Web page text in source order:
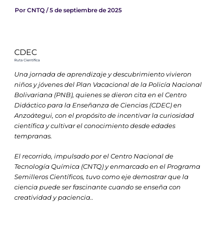
Por CNTQ /5 de septiembre de 2025
CDEC
Ruta Científica
Una jornada de aprendizaje y descubrimiento vivieron
niños y jóvenes del Plan Vacacional de la Policía Nacional
Bolivariana (PNB), quienes se dieron cita en el Centro
Didáctico para la Enseñanza de Ciencias (CDEC) en
Anzoátegui, con el propósito de incentivar la curiosidad
científica y cultivar el conocimiento desde edades
tempranas.
El recorrido, impulsado por el Centro Nacional de
Tecnología Química (CNTQ) y enmarcado en el Programa
Semilleros Científicos, tuvo como eje demostrar que la
ciencia puede ser fascinante cuando se enseña con
creatividad y paciencia..